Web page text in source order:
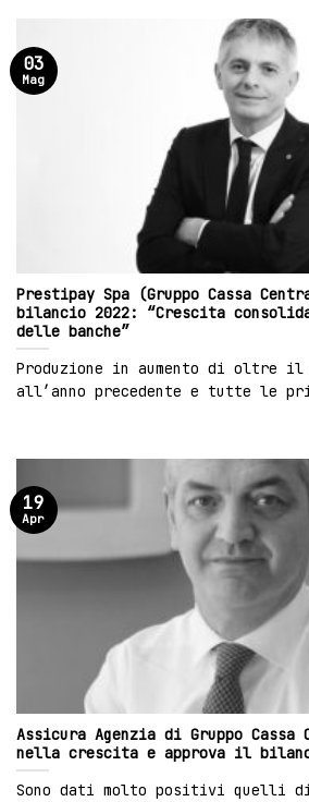
Prestipay Spa (Gruppo Cassa
bilancio 2022: “Crescita
delle banche”
Produzione in aumento di oltre il
all’anno precedente e tutte le
03
Mag
Assicura Agenzia di Gruppo Cassa
nella crescita e approva il
Sono dati molto positivi quelli di
19
Apr